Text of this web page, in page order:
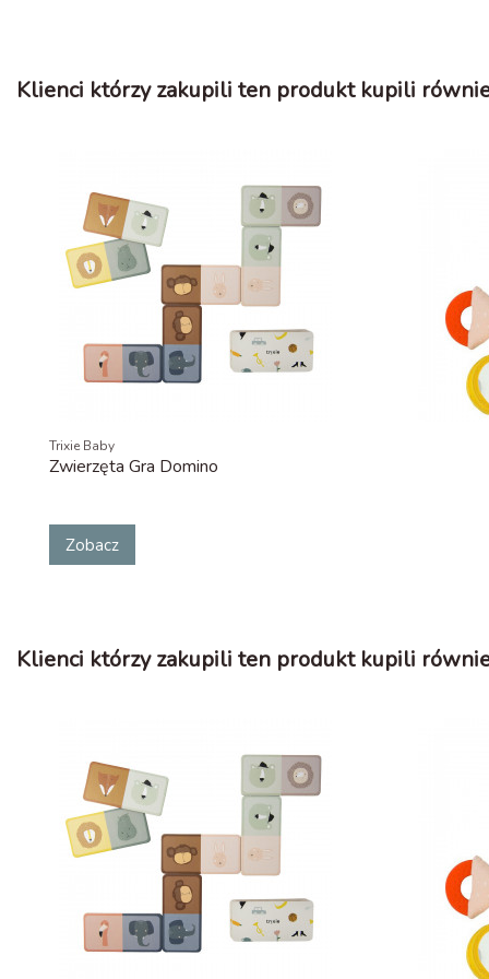
Klienci którzy zakupili ten produkt kupili
Trixie Baby
Zwierzęta Gra Domino
Zobacz
Klienci którzy zakupili ten produkt kupili